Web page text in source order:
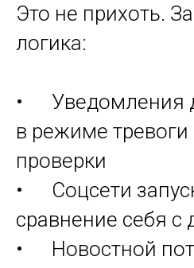
Это не прихоть.
логика:
• Уведомления
в режиме
проверки
• Соцсети
сравнение себя с
• Новостной